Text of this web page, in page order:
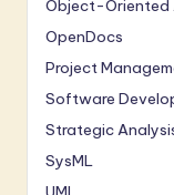
Object-Oriented
OpenDocs
Project
Software
Strategic
SysML